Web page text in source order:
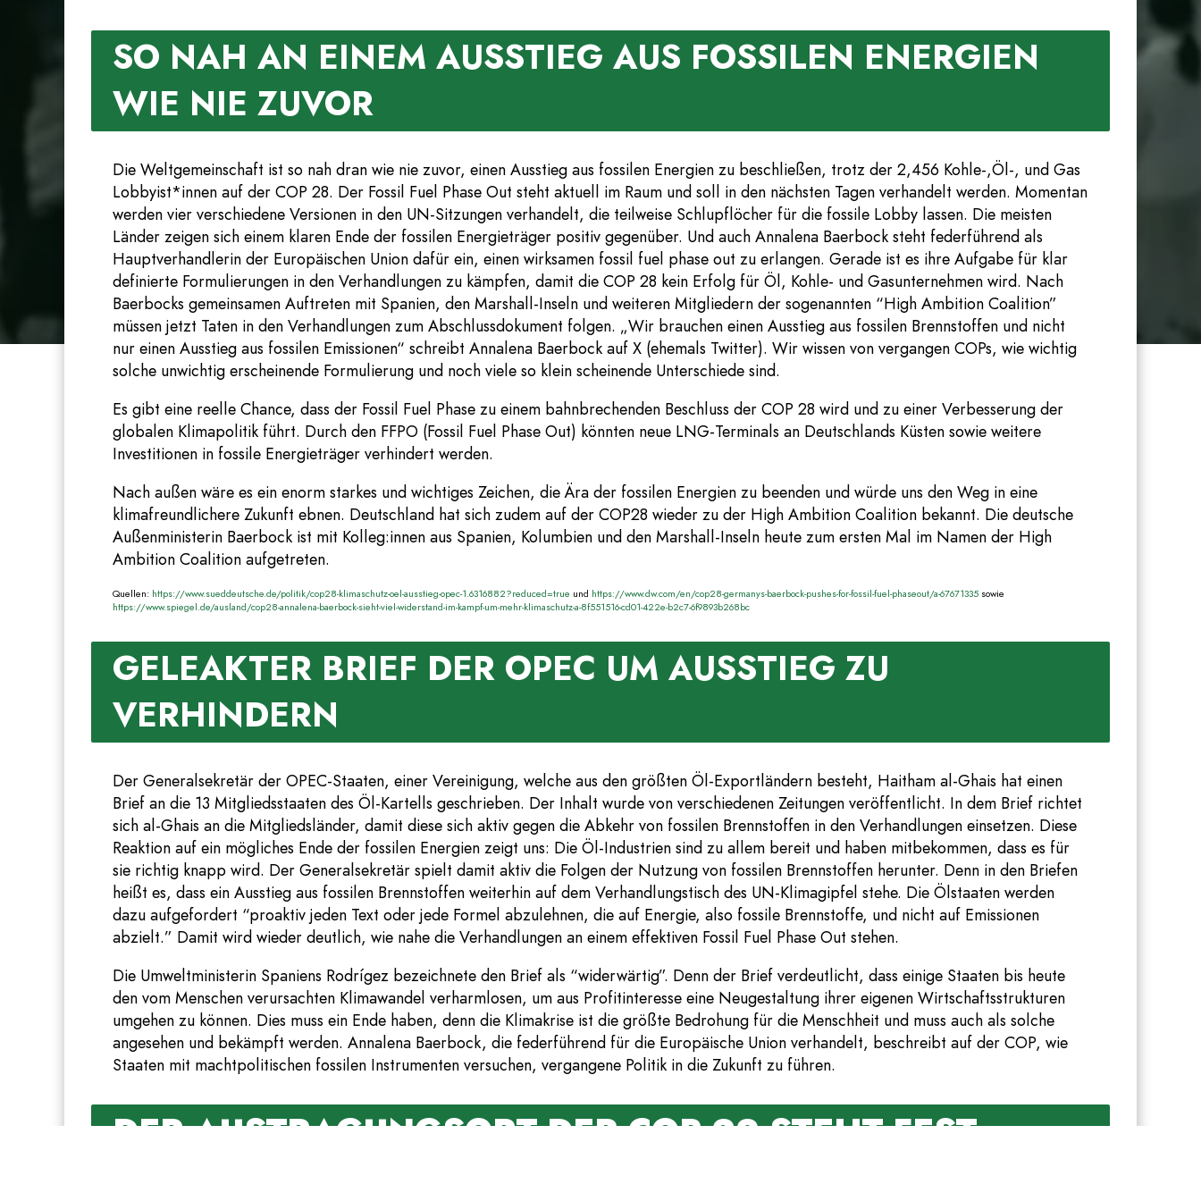
SO NAH AN EINEM AUSSTIEG AUS FOSSILEN ENERGIEN
WIE NIE ZUVOR
Die Weltgemeinschaft ist so nah dran wie nie zuvor, einen Ausstieg aus fossilen Energien zu beschließen, trotz der 2,456 Kohle-,Öl-, und Gas
Lobbyist*innen auf der COP 28. Der Fossil Fuel Phase Out steht aktuell im Raum und soll in den nächsten Tagen verhandelt werden. Momentan
werden vier verschiedene Versionen in den UN-Sitzungen verhandelt, die teilweise Schlupflöcher für die fossile Lobby lassen. Die meisten
Länder zeigen sich einem klaren Ende der fossilen Energieträger positiv gegenüber. Und auch Annalena Baerbock steht federführend als
Hauptverhandlerin der Europäischen Union dafür ein, einen wirksamen fossil fuel phase out zu erlangen. Gerade ist es ihre Aufgabe für klar
definierte Formulierungen in den Verhandlungen zu kämpfen, damit die COP 28 kein Erfolg für Öl, Kohle- und Gasunternehmen wird. Nach
Baerbocks gemeinsamen Auftreten mit Spanien, den Marshall-Inseln und weiteren Mitgliedern der sogenannten “High Ambition Coalition”
müssen jetzt Taten in den Verhandlungen zum Abschlussdokument folgen. „Wir brauchen einen Ausstieg aus fossilen Brennstoffen und nicht
nur einen Ausstieg aus fossilen Emissionen“ schreibt Annalena Baerbock auf X (ehemals Twitter). Wir wissen von vergangen COPs, wie wichtig
solche unwichtig erscheinende Formulierung und noch viele so klein scheinende Unterschiede sind.
Es gibt eine reelle Chance, dass der Fossil Fuel Phase zu einem bahnbrechenden Beschluss der COP 28 wird und zu einer Verbesserung der
globalen Klimapolitik führt. Durch den FFPO (Fossil Fuel Phase Out) könnten neue LNG-Terminals an Deutschlands Küsten sowie weitere
Investitionen in fossile Energieträger verhindert werden.
Nach außen wäre es ein enorm starkes und wichtiges Zeichen, die Ära der fossilen Energien zu beenden und würde uns den Weg in eine
klimafreundlichere Zukunft ebnen. Deutschland hat sich zudem auf der COP28 wieder zu der High Ambition Coalition bekannt. Die deutsche
Außenministerin Baerbock ist mit Kolleg:innen aus Spanien, Kolumbien und den Marshall-Inseln heute zum ersten Mal im Namen der High
Ambition Coalition aufgetreten.
Quellen: https://www.sueddeutsche.de/politik/cop28-klimaschutz-oel-ausstieg-opec-1.6316882?reduced=true und https://www.dw.com/en/cop28-germanys-baerbock-pushes-for-fossil-fuel-phaseout/a-67671335 sowie
https://www.spiegel.de/ausland/cop28-annalena-baerbock-sieht-viel-widerstand-im-kampf-um-mehr-klimaschutz-a-8f551516-cd01-422e-b2c7-6f9893b268bc
GELEAKTER BRIEF DER OPEC UM AUSSTIEG ZU
VERHINDERN
Der Generalsekretär der OPEC-Staaten, einer Vereinigung, welche aus den größten Öl-Exportländern besteht, Haitham al-Ghais hat einen
Brief an die 13 Mitgliedsstaaten des Öl-Kartells geschrieben. Der Inhalt wurde von verschiedenen Zeitungen veröffentlicht. In dem Brief richtet
sich al-Ghais an die Mitgliedsländer, damit diese sich aktiv gegen die Abkehr von fossilen Brennstoffen in den Verhandlungen einsetzen. Diese
Reaktion auf ein mögliches Ende der fossilen Energien zeigt uns: Die Öl-Industrien sind zu allem bereit und haben mitbekommen, dass es für
sie richtig knapp wird. Der Generalsekretär spielt damit aktiv die Folgen der Nutzung von fossilen Brennstoffen herunter. Denn in den Briefen
heißt es, dass ein Ausstieg aus fossilen Brennstoffen weiterhin auf dem Verhandlungstisch des UN-Klimagipfel stehe. Die Ölstaaten werden
dazu aufgefordert “proaktiv jeden Text oder jede Formel abzulehnen, die auf Energie, also fossile Brennstoffe, und nicht auf Emissionen
abzielt.” Damit wird wieder deutlich, wie nahe die Verhandlungen an einem effektiven Fossil Fuel Phase Out stehen.
Die Umweltministerin Spaniens Rodrígez bezeichnete den Brief als “widerwärtig”. Denn der Brief verdeutlicht, dass einige Staaten bis heute
den vom Menschen verursachten Klimawandel verharmlosen, um aus Profitinteresse eine Neugestaltung ihrer eigenen Wirtschaftsstrukturen
umgehen zu können. Dies muss ein Ende haben, denn die Klimakrise ist die größte Bedrohung für die Menschheit und muss auch als solche
angesehen und bekämpft werden. Annalena Baerbock, die federführend für die Europäische Union verhandelt, beschreibt auf der COP, wie
Staaten mit machtpolitischen fossilen Instrumenten versuchen, vergangene Politik in die Zukunft zu führen.
DER AUSTRAGUNGSORT DER COP 29 STEHT FEST